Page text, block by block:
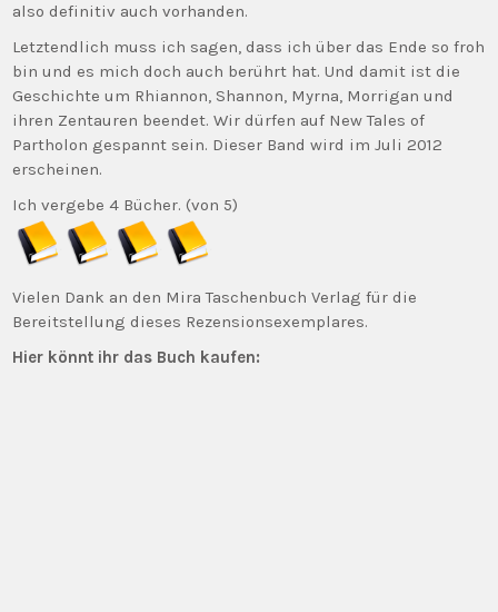
also definitiv auch vorhanden.
Letztendlich muss ich sagen, dass ich über das Ende so froh
bin und es mich doch auch berührt hat. Und damit ist die
Geschichte um Rhiannon, Shannon, Myrna, Morrigan und
ihren Zentauren beendet. Wir dürfen auf New Tales of
Partholon gespannt sein. Dieser Band wird im Juli 2012
erscheinen.
Ich vergebe 4 Bücher. (von 5)
Vielen Dank an den Mira Taschenbuch Verlag für die
Bereitstellung dieses Rezensionsexemplares.
Hier könnt ihr das Buch kaufen: